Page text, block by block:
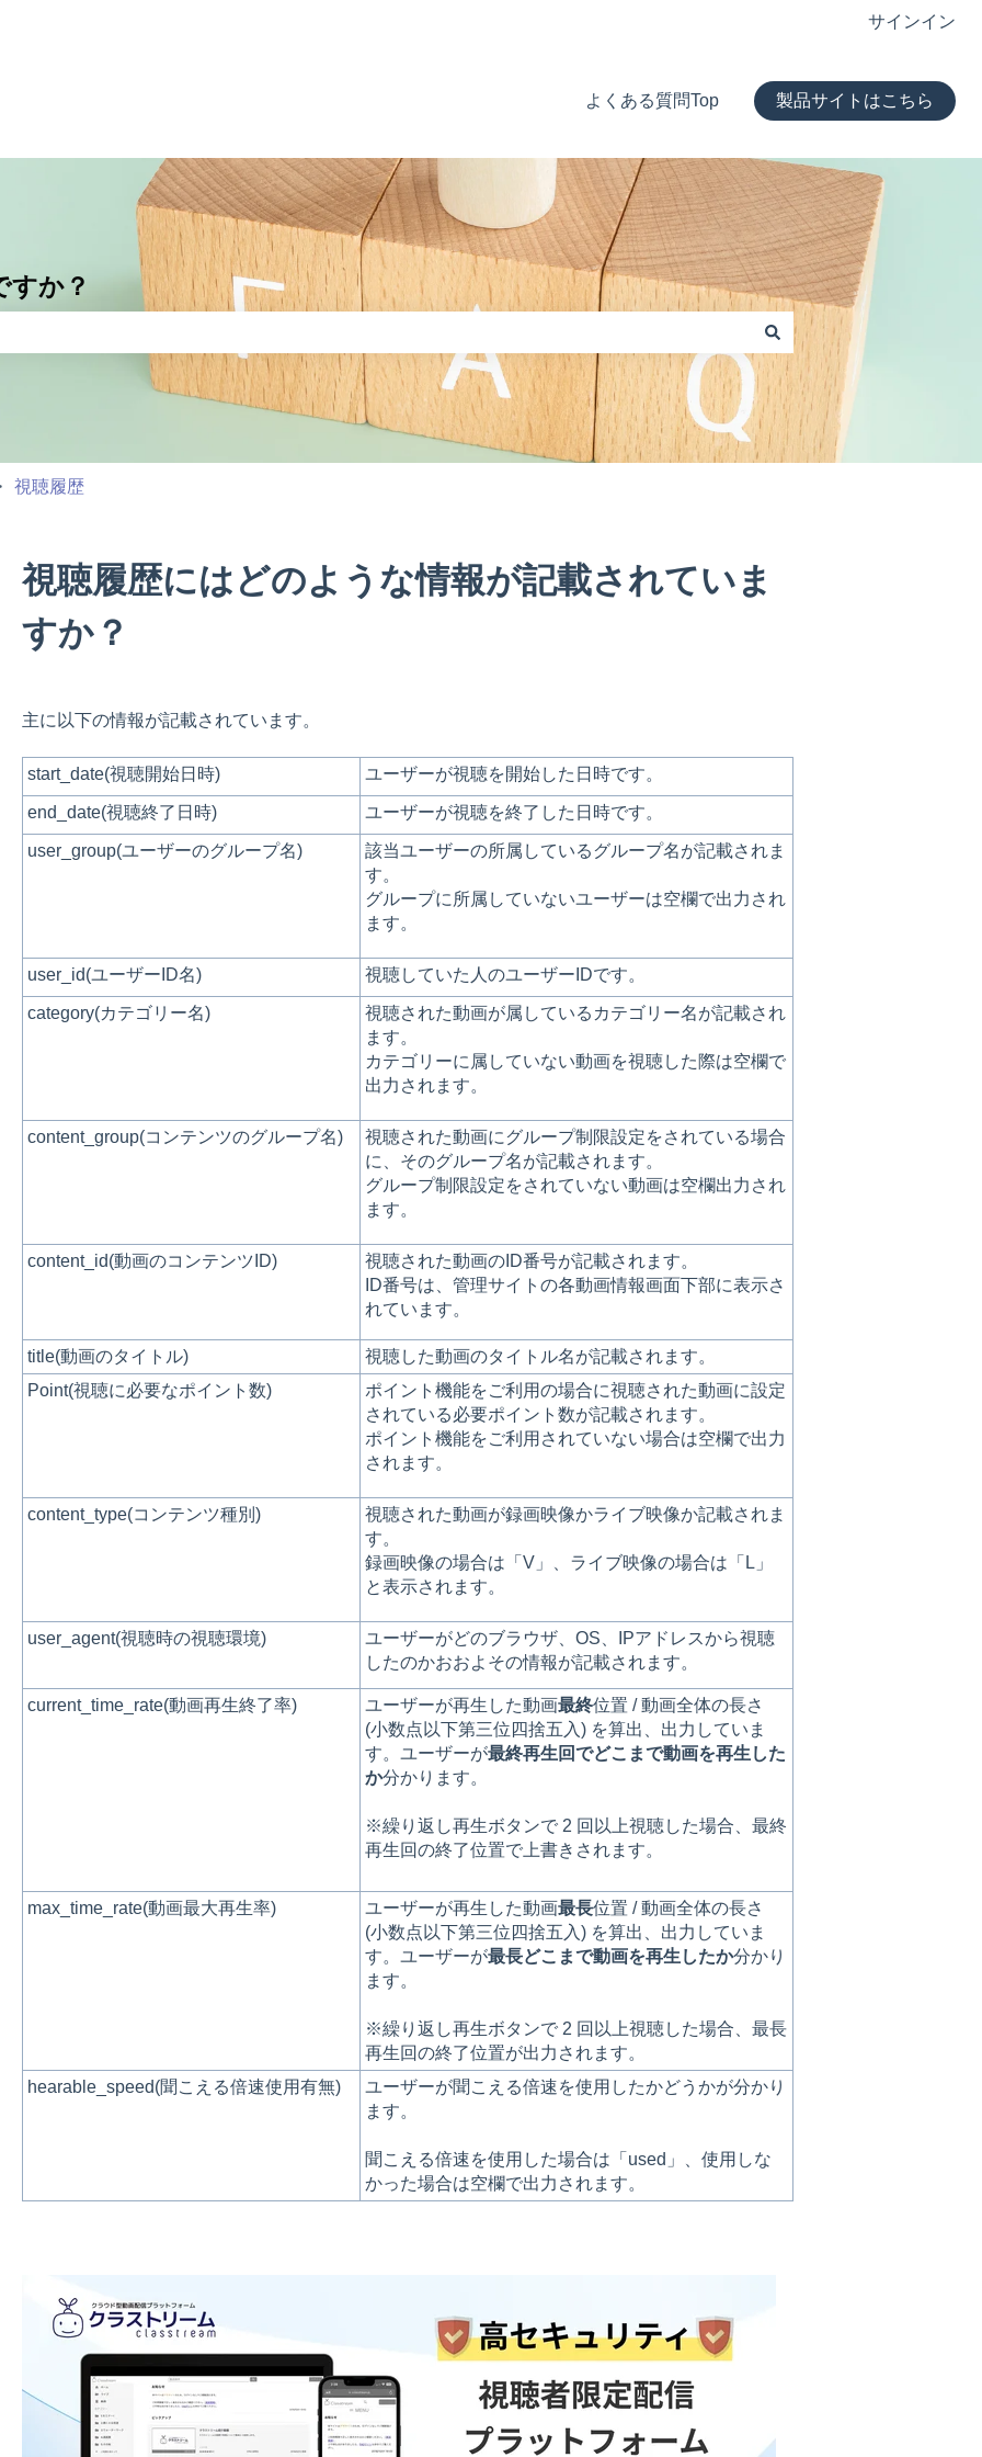
サインイン
よくある質問Top 製品サイトはこちら
すか？
視聴履歴
視聴履歴にはどのような情報が記載されていま
すか？
主に以下の情報が記載されています。
start_date(視聴開始日時) ユーザーが視聴を開始した日時です。
end_date(視聴終了日時) ユーザーが視聴を終了した日時です。
user_group(ユーザーのグループ名)
該当ユーザーの所属しているグループ名が記載されま
す。
グループに所属していないユーザーは空欄で出力され
ます。
user_id(ユーザーID名) 視聴していた人のユーザーIDです。
category(カテゴリー名)
視聴された動画が属しているカテゴリー名が記載され
ます。
カテゴリーに属していない動画を視聴した際は空欄で
出力されます。
content_group(コンテンツのグループ名)
視聴された動画にグループ制限設定をされている場合
に、そのグループ名が記載されます。
グループ制限設定をされていない動画は空欄出力され
ます。
content_id(動画のコンテンツID)
視聴された動画のID番号が記載されます。
ID番号は、管理サイトの各動画情報画面下部に表示さ
れています。
title(動画のタイトル)
視聴した動画のタイトル名が記載されます。
Point(視聴に必要なポイント数)
ポイント機能をご利用の場合に視聴された動画に設定
されている必要ポイント数が記載されます。
ポイント機能をご利用されていない場合は空欄で出力
されます。
content_type(コンテンツ種別)
視聴された動画が録画映像かライブ映像か記載されま
す。
録画映像の場合は「V」、ライブ映像の場合は「L」
と表示されます。
user_agent(視聴時の視聴環境)
ユーザーがどのブラウザ、OS、IPアドレスから視聴
したのかおおよその情報が記載されます。
current_time_rate(動画再生終了率) ユーザーが再生した動画最終位置 / 動画全体の長さ
(小数点以下第三位四捨五入) を算出、出力していま
す。ユーザーが最終再生回でどこまで動画を再生した
か分かります。
※繰り返し再生ボタンで 2 回以上視聴した場合、最終
再生回の終了位置で上書きされます。
max_time_rate(動画最大再生率) ユーザーが再生した動画最長位置 / 動画全体の長さ
(小数点以下第三位四捨五入) を算出、出力していま
す。ユーザーが最長どこまで動画を再生したか分かり
ます。
※繰り返し再生ボタンで 2 回以上視聴した場合、最長
再生回の終了位置が出力されます。
hearable_speed(聞こえる倍速使用有無)
ユーザーが聞こえる倍速を使用したかどうかが分かり
ます。
聞こえる倍速を使用した場合は「used」、使用しな
かった場合は空欄で出力されます。